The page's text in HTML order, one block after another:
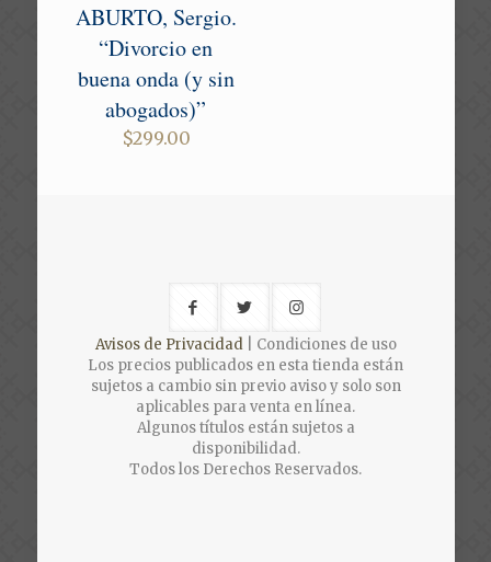
ABURTO, Sergio.
“Divorcio en
buena onda (y sin
abogados)”
$299.00
Avisos de Privacidad| Condiciones de uso
Los precios publicados en esta tienda están
sujetos a cambio sin previo aviso y solo son
aplicables para venta en línea.
Algunos títulos están sujetos a
disponibilidad.
Todos los Derechos Reservados.